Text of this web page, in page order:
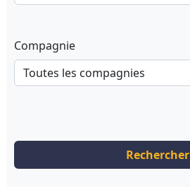
Compagnie
Toutes les compagnies
Rechercher